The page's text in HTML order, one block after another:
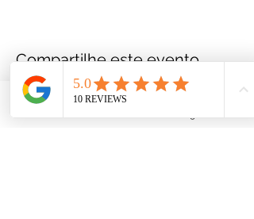
Compartilhe este evento